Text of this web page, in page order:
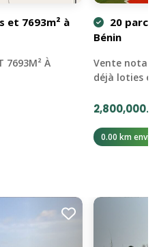
et 7693m² à
7693M² À
20
Bénin
Vente
déjà loties et
0.00 km